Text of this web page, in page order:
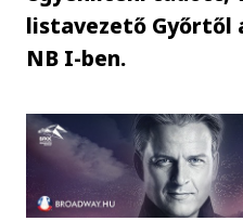
listavezető Győrtől
NB I-ben.